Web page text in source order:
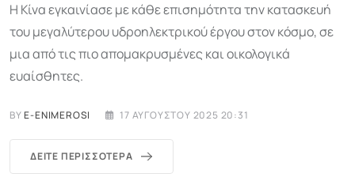
Η Κίνα εγκαινίασε με κάθε επισημότητα την κατασκευή
του μεγαλύτερου υδροηλεκτρικού έργου στον κόσμο, σε
μια από τις πιο απομακρυσμένες και οικολογικά
ευαίσθητες.
BYE-ENIMEROSI 17 ΑΥΓΟΎΣΤΟΥ 2025 20:31
ΔΕΊΤΕ ΠΕΡΙΣΣΌΤΕΡΑ